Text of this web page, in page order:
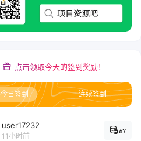
点击领取今天的签到奖励！
今日签到 连续签到
user17232
11小时前
67